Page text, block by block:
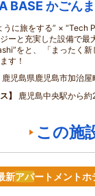
BASE かごんま
うに旅をする” × “Tech
ーと充実した設備で最
をと、 「まったく
す！
鹿児島県鹿児島市加治屋
鹿児島中央駅から
この施
新アパートメントホ